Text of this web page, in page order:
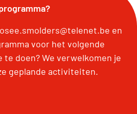
en
voor het volgende
te doen? We verwelkomen je
geplande activiteiten.